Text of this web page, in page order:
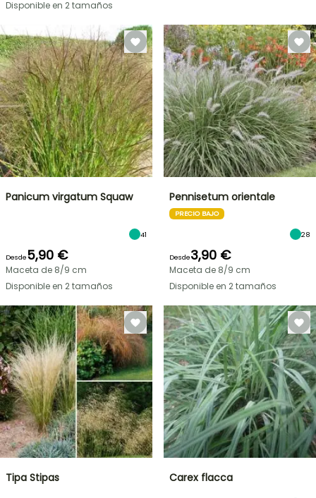
Disponible en 2 tamaños
Panicum virgatum Squaw
41
Desde5,90 €
Maceta de 8/9 cm
Disponible en 2 tamaños
Pennisetum orientale
PRECIO BAJO
28
Desde3,90 €
Maceta de 8/9 cm
Disponible en 2 tamaños
Tipa Stipas Carex flacca